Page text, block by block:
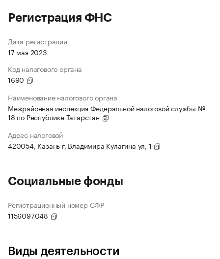
Регистрация ФНС
Дата регистрации
17 мая 2023
Код налогового органа
1690
Наименование налогового органа
Межрайонная инспекция Федеральной налоговой службы №
18 по Республике Татарстан
Адрес налоговой
420054, Казань г, Владимира Кулагина ул, 1
Социальные фонды
Регистрационный номер СФР
1156097048
Виды деятельности